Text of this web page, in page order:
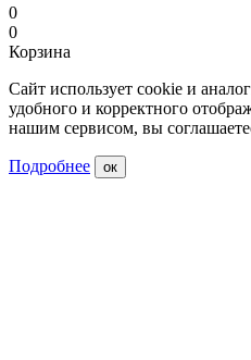
0
0
Корзина
Сайт использует cookie и
удобного и корректного
нашим сервисом, вы
Подробнее ок